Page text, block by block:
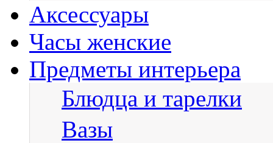
Аксессуары
Часы женские
Предметы интерьера
Блюдца и тарелки
Вазы